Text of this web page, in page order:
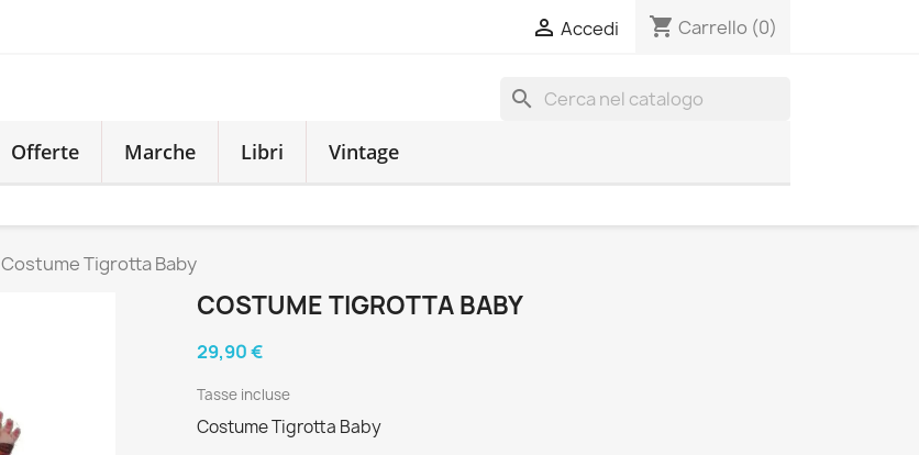
 Accedi shopping_cart Carrello (0)
search
Offerte Marche Libri Vintage
Costume Tigrotta Baby
COSTUME TIGROTTA BABY
29,90 €
Tasse incluse
Costume Tigrotta Baby